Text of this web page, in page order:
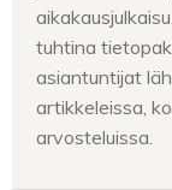
tuhtina
asiantuntijat
artikkeleissa,
arvosteluissa.